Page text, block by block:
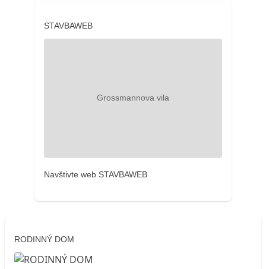
STAVBAWEB
Navštivte web STAVBAWEB
RODINNÝ DOM